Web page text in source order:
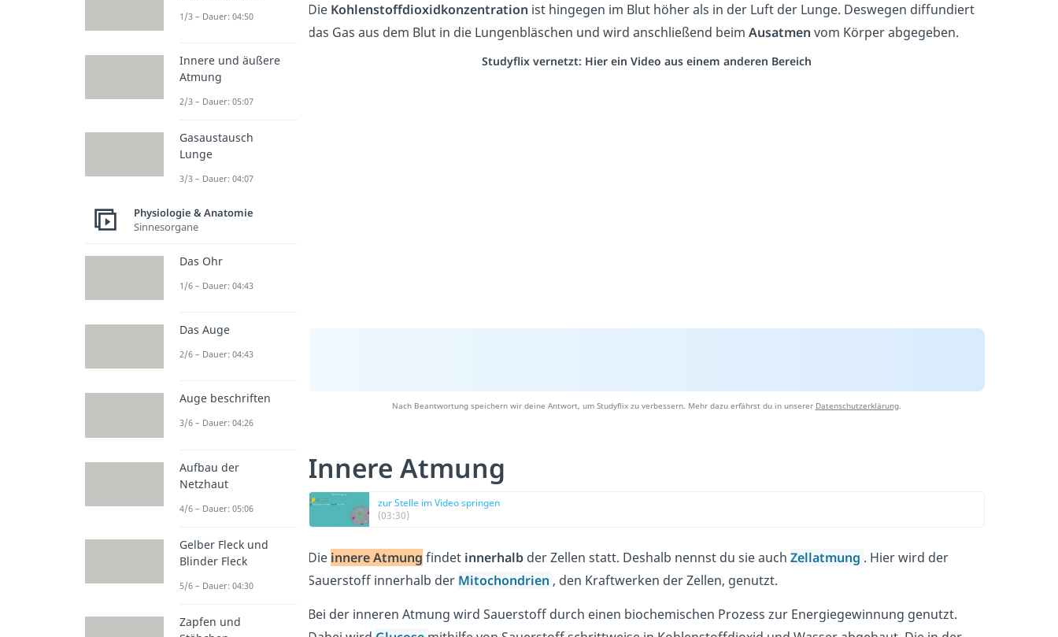
Die Kohlenstoffdioxidkonzentration ist hingegen im Blut höher als in der Luft der Lunge. Deswegen diffundiert
das Gas aus dem Blut in die Lungenbläschen und wird anschließend beim Ausatmen vom Körper abgegeben.
Studyflix vernetzt: Hier ein Video aus einem anderen Bereich
Nach Beantwortung speichern wir deine Antwort, um Studyflix zu verbessern. Mehr dazu erfährst du in unserer Datenschutzerklärung.
Innere Atmung
zur Stelle im Video springen
(03:30)
Die innere Atmung findet innerhalb der Zellen statt. Deshalb nennst du sie auch Zellatmung . Hier wird der
Sauerstoff innerhalb der Mitochondrien , den Kraftwerken der Zellen, genutzt.
Bei der inneren Atmung wird Sauerstoff durch einen biochemischen Prozess zur Energiegewinnung genutzt.
1/3 – Dauer: 04:50
Innere und äußere
Atmung
2/3 – Dauer: 05:07
Gasaustausch
Lunge
3/3 – Dauer: 04:07
Physiologie & Anatomie
Sinnesorgane
Das Ohr
1/6 – Dauer: 04:43
Das Auge
2/6 – Dauer: 04:43
Auge beschriften
3/6 – Dauer: 04:26
Aufbau der
Netzhaut
4/6 – Dauer: 05:06
Gelber Fleck und
Blinder Fleck
5/6 – Dauer: 04:30
Zapfen und